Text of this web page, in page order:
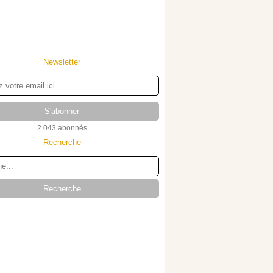
Newsletter
2 043 abonnés
Recherche